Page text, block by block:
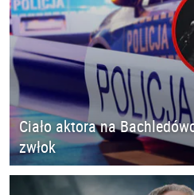
Ciało aktora na
zwłok